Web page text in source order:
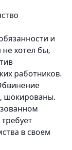
и
хотел бы,
работников.
шокированы.
в своем